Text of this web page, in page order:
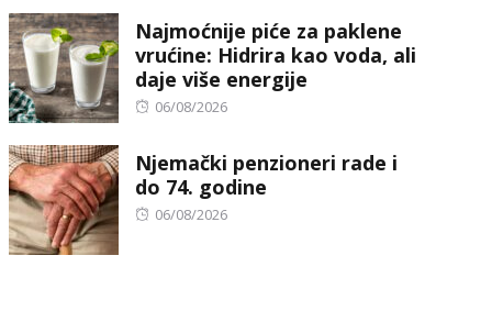
Najmoćnije piće za paklene
vrućine: Hidrira kao voda, ali
daje više energije
Posted
06/08/2026
Njemački penzioneri rade i
do 74. godine
Posted
06/08/2026